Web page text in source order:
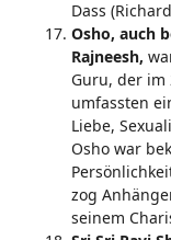
Dass
Osho, auch
Rajneesh,
Guru, der im
umfassten
Liebe,
Osho war
zog
seinem